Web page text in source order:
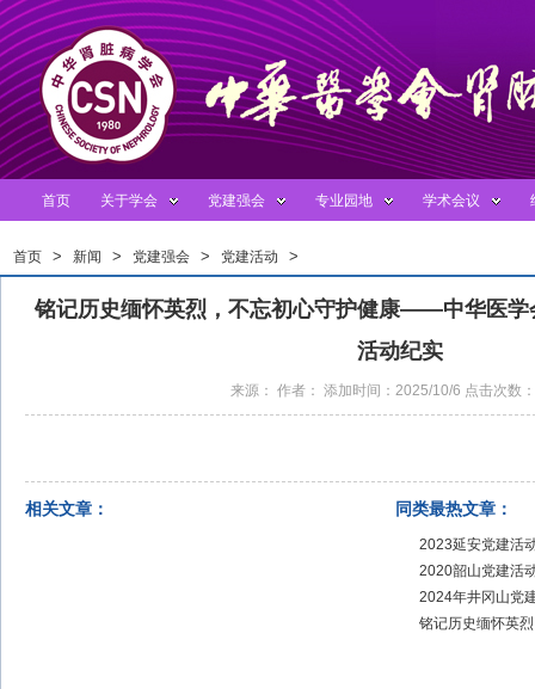
首页 关于学会 党建强会 专业园地 学术会议
首页 > 新闻 > 党建强会 > 党建活动 >
铭记历史缅怀英烈，不忘初心守护健康——中华医学
活动纪实
来源： 作者： 添加时间：2025/10/6 点击次数
相关文章： 同类最热文章：
2023延安党建活
2020韶山党建活
2024年井冈山党
铭记历史缅怀英